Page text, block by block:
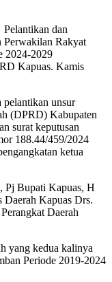
dan
Perwakilan Rakyat
2024-2029
Kapuas. Kamis
pelantikan unsur
(DPRD) Kabupaten
surat keputusan
188.44/459/2024
ketua
Pj Bupati Kapuas, H
Daerah Kapuas Drs.
Daerah
yang kedua kalinya
Periode 2019-2024